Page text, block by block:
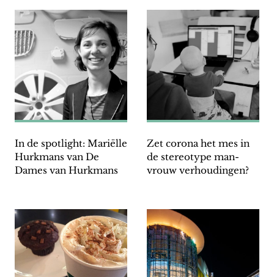
In de spotlight: Mariëlle
Hurkmans van De
Dames van Hurkmans
Zet corona het mes in
de stereotype man-
vrouw verhoudingen?